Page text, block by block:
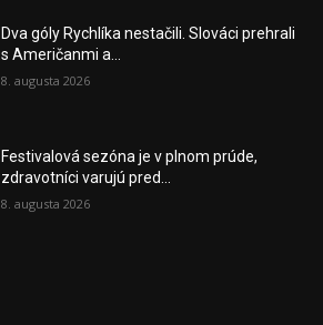
Dva góly Rychlíka nestačili. Slováci prehrali
s Američanmi a...
8. augusta 2026
Festivalová sezóna je v plnom prúde,
zdravotníci varujú pred...
8. augusta 2026